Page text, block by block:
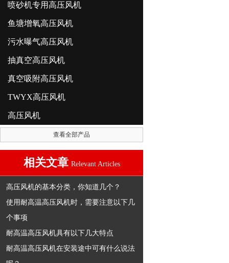
喷砂机专用高压风机
鱼塘增氧高压风机
污水曝气高压风机
抽真空高压风机
真空吸附高压风机
TWYX高压风机
高压风机
查看全部产品
相关文章 Relevant Articles
高压风机的基本分类，你知道几个？
使用耐高温高压风机时，需要注意以下几
个事项
耐高温高压风机具有以下几大特点
耐高温高压风机在安装途中可有什么说法